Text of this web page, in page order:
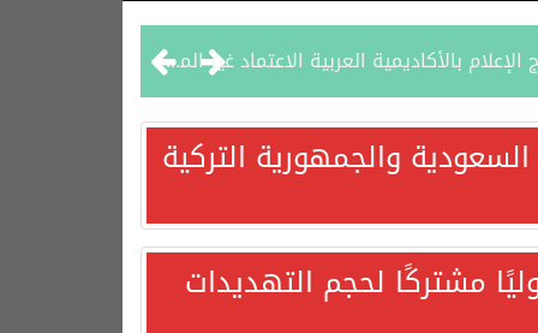
والجمهورية التركية
مشتركًا لحجم التهديدات